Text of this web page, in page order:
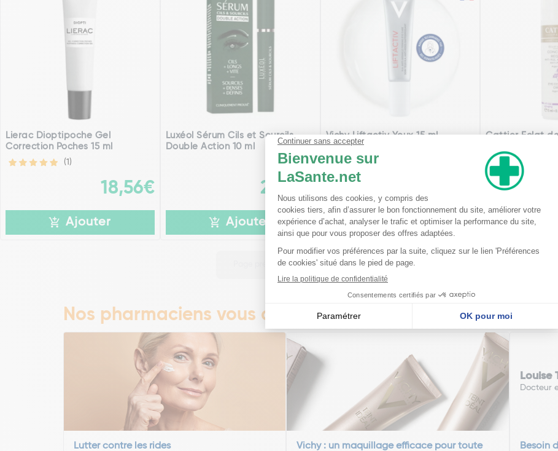
Lierac Dioptipoche Gel
Correction Poches 15 ml
(1)
18,56€
Ajouter
Luxéol Sérum Cils et Sourcils
Double Action 10 ml
29,90€
Ajouter
Vichy Liftactiv Yeux 15 ml
Ajouter
Cattier Eclat
Page précédente 1 2 3
Nos pharmaciens vous conseillent
Lutter contre les rides
Vichy : un maquillage efficace pour toute
Louise
Docteur
Besoin